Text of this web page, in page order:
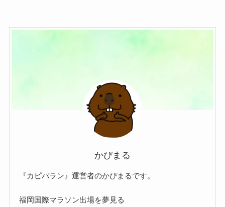
かぴまる
『カピバラン』運営者のかぴまるです。
福岡国際マラソン出場を夢見る